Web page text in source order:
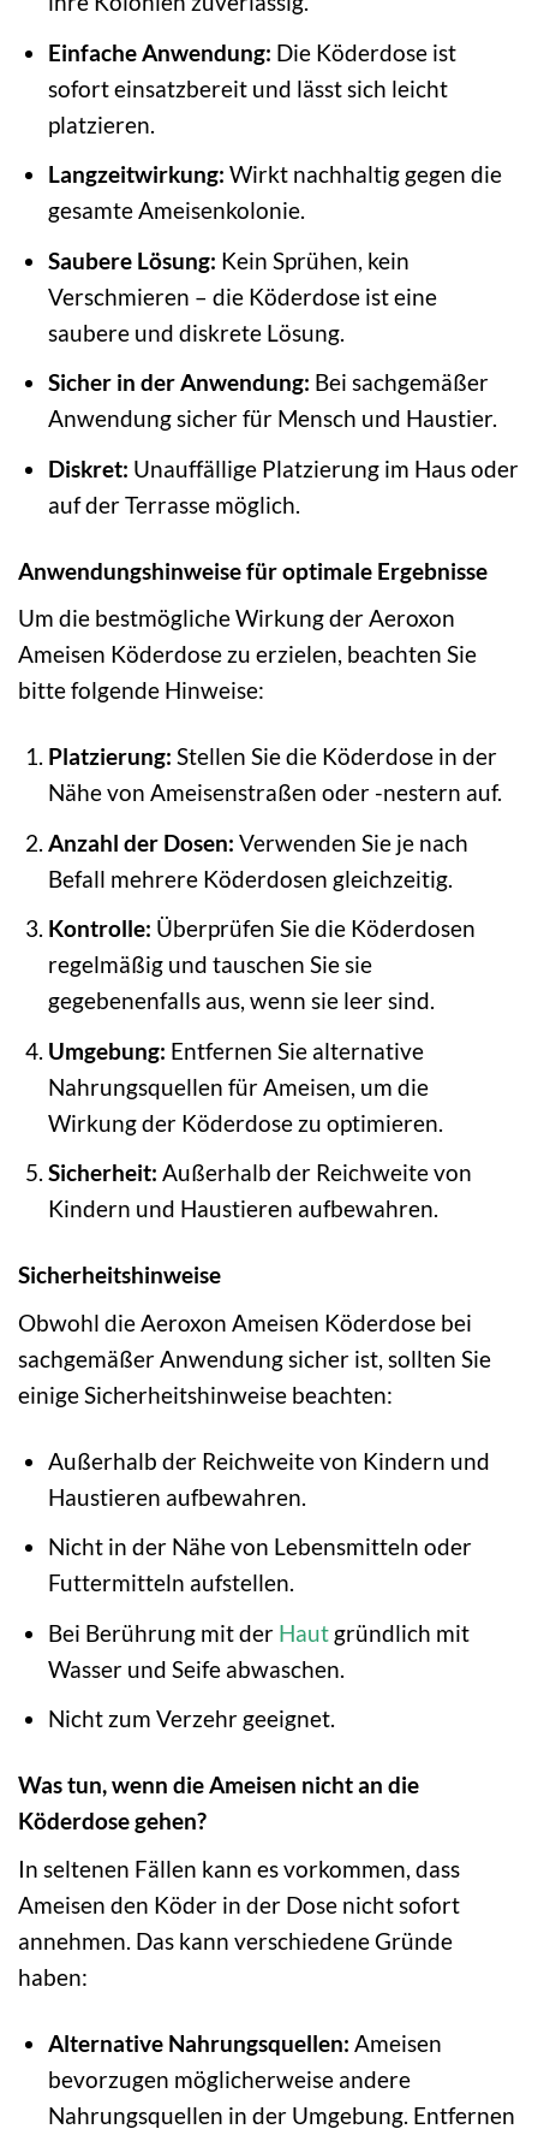
Einfache Anwendung: Die Köderdose ist
sofort einsatzbereit und lässt sich leicht
platzieren.
Langzeitwirkung: Wirkt nachhaltig gegen die
gesamte Ameisenkolonie.
Saubere Lösung: Kein Sprühen, kein
Verschmieren – die Köderdose ist eine
saubere und diskrete Lösung.
Sicher in der Anwendung: Bei sachgemäßer
Anwendung sicher für Mensch und Haustier.
Diskret: Unauffällige Platzierung im Haus oder
auf der Terrasse möglich.
Anwendungshinweise für optimale Ergebnisse
Um die bestmögliche Wirkung der Aeroxon
Ameisen Köderdose zu erzielen, beachten Sie
bitte folgende Hinweise:
Platzierung: Stellen Sie die Köderdose in der
Nähe von Ameisenstraßen oder -nestern auf.
Anzahl der Dosen: Verwenden Sie je nach
Befall mehrere Köderdosen gleichzeitig.
Kontrolle: Überprüfen Sie die Köderdosen
regelmäßig und tauschen Sie sie
gegebenenfalls aus, wenn sie leer sind.
Umgebung: Entfernen Sie alternative
Nahrungsquellen für Ameisen, um die
Wirkung der Köderdose zu optimieren.
Sicherheit: Außerhalb der Reichweite von
Kindern und Haustieren aufbewahren.
Sicherheitshinweise
Obwohl die Aeroxon Ameisen Köderdose bei
sachgemäßer Anwendung sicher ist, sollten Sie
einige Sicherheitshinweise beachten:
Außerhalb der Reichweite von Kindern und
Haustieren aufbewahren.
Nicht in der Nähe von Lebensmitteln oder
Futtermitteln aufstellen.
Bei Berührung mit der Hautgründlich mit
Wasser und Seife abwaschen.
Nicht zum Verzehr geeignet.
Was tun, wenn die Ameisen nicht an die
Köderdose gehen?
In seltenen Fällen kann es vorkommen, dass
Ameisen den Köder in der Dose nicht sofort
annehmen. Das kann verschiedene Gründe
haben:
Alternative Nahrungsquellen: Ameisen
bevorzugen möglicherweise andere
Nahrungsquellen in der Umgebung. Entfernen